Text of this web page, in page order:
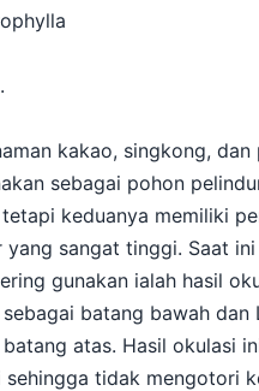
kakao, singkong, dan
sebagai pohon
keduanya memiliki
yang sangat tinggi. Saat
gunakan ialah hasil
batang bawah dan
atas. Hasil okulasi
sehingga tidak mengotori